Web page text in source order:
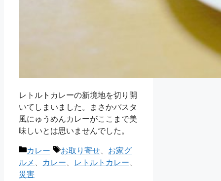
レトルトカレーの新境地を切り開
いてしまいました。まさかパスタ
風にゅうめんカレーがここまで美
味しいとは思いませんでした。
カ
テ
ゴ
カレー
タ
グ
お取り寄せ、 お家グ
ルメ 、 カレー、 レトルトカレー、
災害